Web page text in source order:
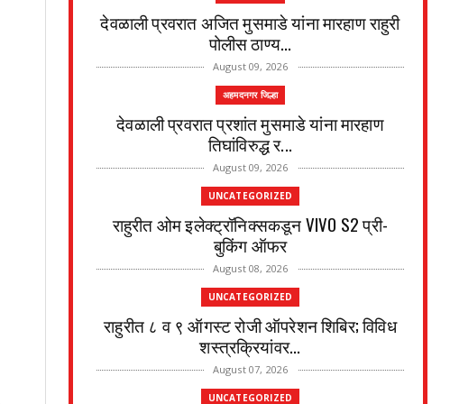
देवळाली प्रवरात अजित मुसमाडे यांना मारहाण राहुरी
पोलीस ठाण्य...
August 09, 2026
अहमदनगर जिल्हा
देवळाली प्रवरात प्रशांत मुसमाडे यांना मारहाण
तिघांविरुद्ध र...
August 09, 2026
UNCATEGORIZED
राहुरीत ओम इलेक्ट्रॉनिक्सकडून VIVO S2 प्री-
बुकिंग ऑफर
August 08, 2026
UNCATEGORIZED
राहुरीत ८ व ९ ऑगस्ट रोजी ऑपरेशन शिबिर; विविध
शस्त्रक्रियांवर...
August 07, 2026
UNCATEGORIZED